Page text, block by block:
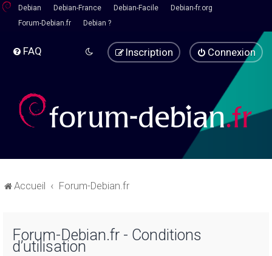
Debian Debian-France Debian-Facile
Debian-fr.org
Forum-Debian.fr
Debian ?
FAQ Connexion
Inscription
Accueil Forum-Debian.fr
Forum-Debian.fr - Conditions
d’utilisation